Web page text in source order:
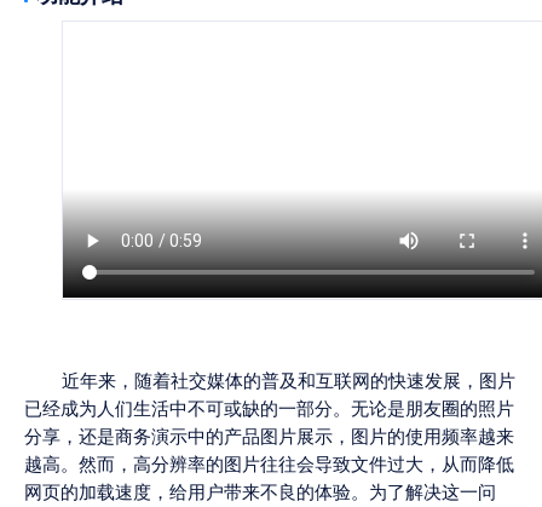
近年来，随着社交媒体的普及和互联网的快速发展，图片
已经成为人们生活中不可或缺的一部分。无论是朋友圈的照片
分享，还是商务演示中的产品图片展示，图片的使用频率越来
越高。然而，高分辨率的图片往往会导致文件过大，从而降低
网页的加载速度，给用户带来不良的体验。为了解决这一问